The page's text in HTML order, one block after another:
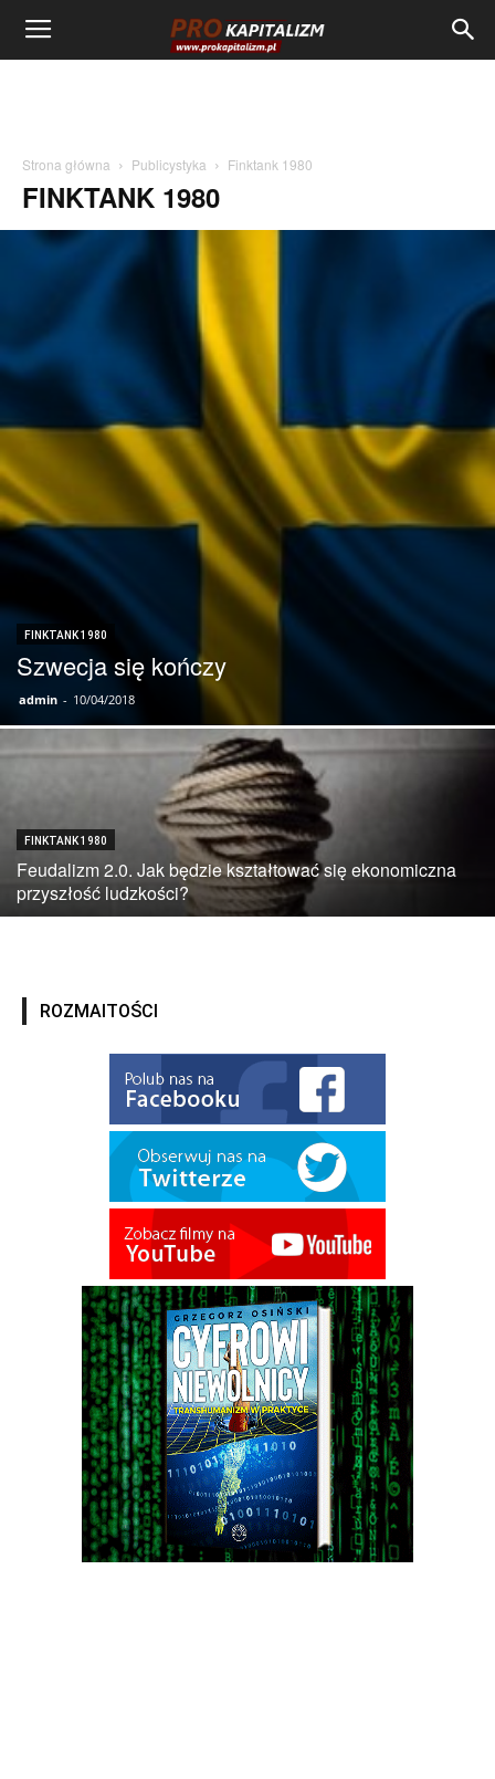
Strona główna Publicystyka Finktank 1980
FINKTANK 1980
FINKTANK 1980
Szwecja się kończy
admin - 10/04/2018
FINKTANK 1980
Feudalizm 2.0. Jak będzie kształtować się ekonomiczna
przyszłość ludzkości?
ROZMAITOŚCI